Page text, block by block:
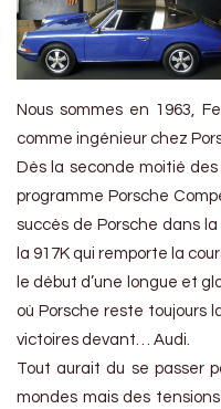
Nous sommes en 1963,
comme ingénieur chez
Dès la seconde moitié
programme Porsche
succès de Porsche dans
la 917K qui remporte la
le début d’une longue et
où Porsche reste toujours
victoires devant… Audi.
Tout aurait du se passer
mondes mais des